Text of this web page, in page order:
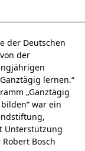
der Deutschen
der
lernen.“
„Ganztägig
war ein
Unterstützung
Bosch